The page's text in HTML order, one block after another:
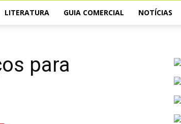
LITERATURA GUIA COMERCIAL NOTÍCIAS
para